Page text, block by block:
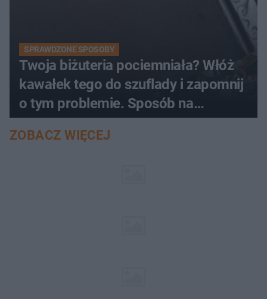
SPRAWDZONE SPOSOBY
Twoja biżuteria pociemniała? Włóż
kawałek tego do szuflady i zapomnij
o tym problemie. Sposób na
pociemniałą biżuterię
ZOBACZ WIĘCEJ